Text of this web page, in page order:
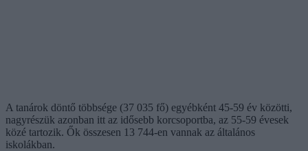
A tanárok döntő többsége (37 035 fő) egyébként 45-59 év közötti,
nagyrészük azonban itt az idősebb korcsoportba, az 55-59 évesek
közé tartozik. Ők összesen 13 744-en vannak az általános
iskolákban.